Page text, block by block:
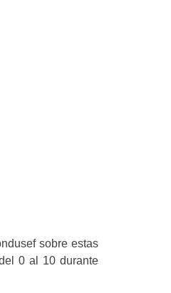
sobre estas
0 al 10 durante